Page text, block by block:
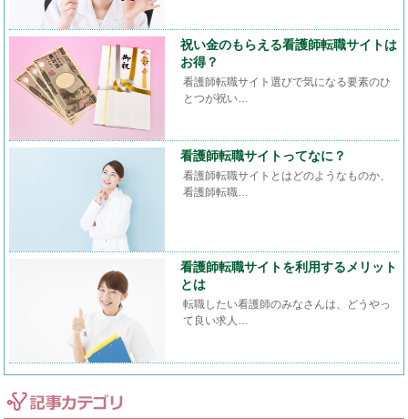
祝い金のもらえる看護師転職サイトは
お得？
看護師転職サイト選びで気になる要素のひ
とつが祝い…
看護師転職サイトってなに？
看護師転職サイトとはどのようなものか、
看護師転職…
看護師転職サイトを利用するメリット
とは
転職したい看護師のみなさんは、どうやっ
て良い求人…